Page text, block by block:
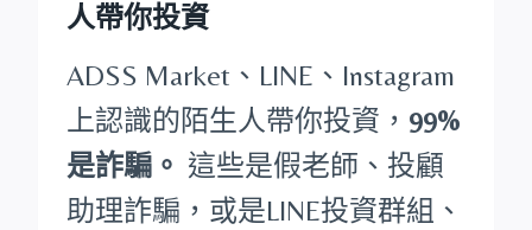
人帶你投資
ADSS Market、LINE、Instagram
上認識的陌生人帶你投資， 99%
是詐騙。 這些是假老師、投顧
助理詐騙，或是LINE投資群組、